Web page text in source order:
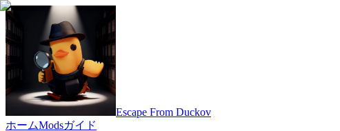
Escape From Duckov
ホームModsガイド